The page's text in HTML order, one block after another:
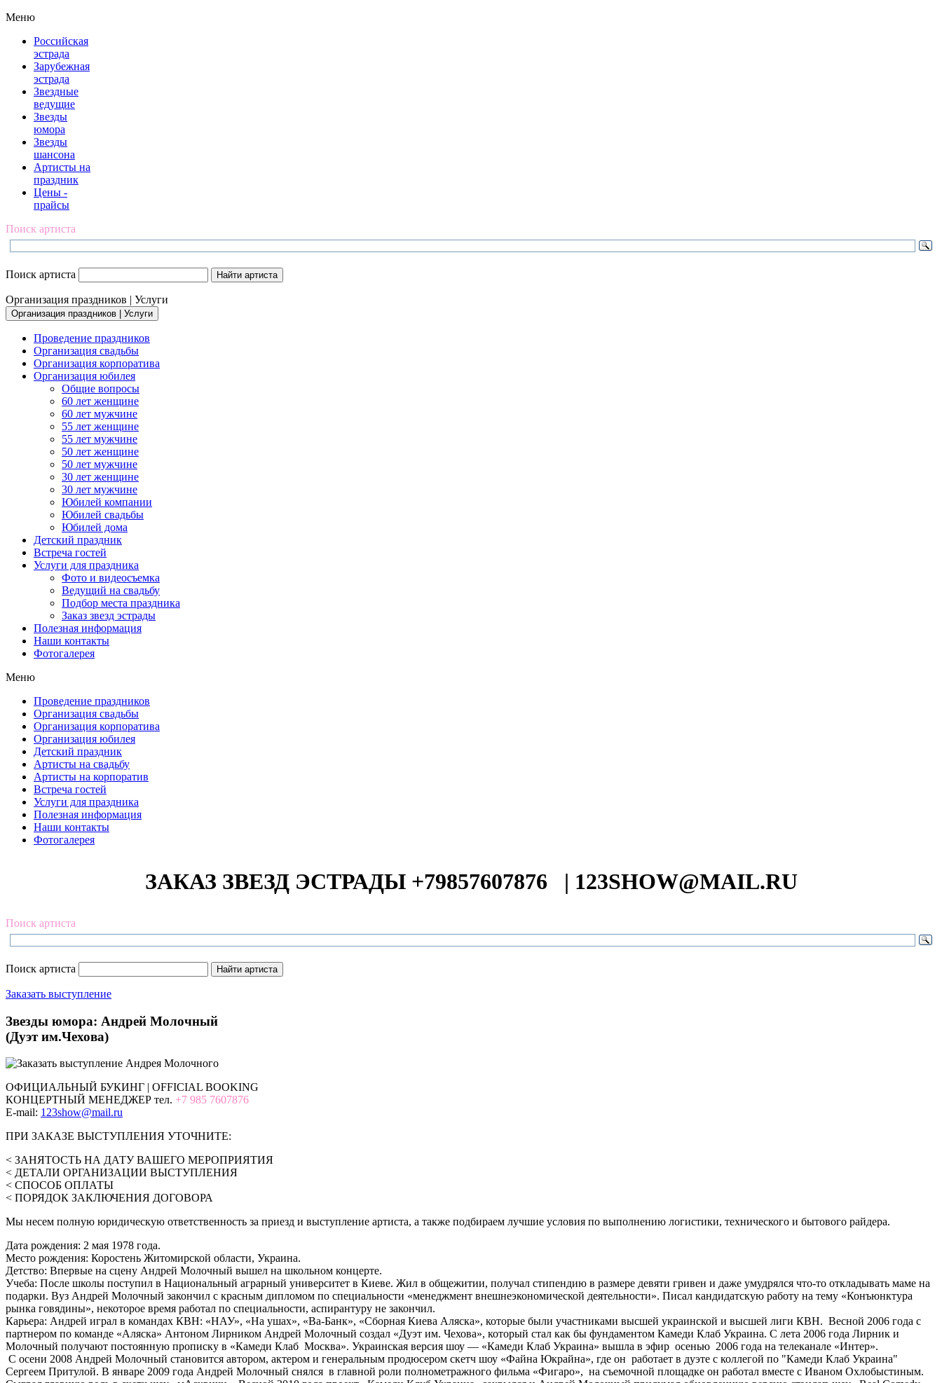
Меню
Российская
эстрада
Зарубежная
эстрада
Звездные
ведущие
Звезды
юмора
Звезды
шансона
Артисты на
праздник
Цены -
прайсы
Поиск артиста
Поиск артиста
Организация праздников | Услуги
Организация праздников | Услуги
Проведение праздников
Организация свадьбы
Организация корпоратива
Организация юбилея
Общие вопросы
60 лет женщине
60 лет мужчине
55 лет женщине
55 лет мужчине
50 лет женщине
50 лет мужчине
30 лет женщине
30 лет мужчине
Юбилей компании
Юбилей свадьбы
Юбилей дома
Детский праздник
Встреча гостей
Услуги для праздника
Фото и видеосъемка
Ведущий на свадьбу
Подбор места праздника
Заказ звезд эстрады
Полезная информация
Наши контакты
Фотогалерея
Меню
Проведение праздников
Организация свадьбы
Организация корпоратива
Организация юбилея
Детский праздник
Артисты на свадьбу
Артисты на корпоратив
Встреча гостей
Услуги для праздника
Полезная информация
Наши контакты
Фотогалерея
ЗАКАЗ ЗВЕЗД ЭСТРАДЫ +79857607876 | 123SHOW@MAIL.RU
Поиск артиста
Поиск артиста
Заказать выступление
Звезды юмора: Андрей Молочный
(Дуэт им.Чехова)
ОФИЦИАЛЬНЫЙ БУКИНГ | OFFICIAL BOOKING
КОНЦЕРТНЫЙ МЕНЕДЖЕР тел. +7 985 7607876
E-mail: 123show@mail.ru
ПРИ ЗАКАЗЕ ВЫСТУПЛЕНИЯ УТОЧНИТЕ:
< ЗАНЯТОСТЬ НА ДАТУ ВАШЕГО МЕРОПРИЯТИЯ
< ДЕТАЛИ ОРГАНИЗАЦИИ ВЫСТУПЛЕНИЯ
< СПОСОБ ОПЛАТЫ
< ПОРЯДОК ЗАКЛЮЧЕНИЯ ДОГОВОРА
Мы несем полную юридическую ответственность за приезд и выступление артиста, а также подбираем лучшие условия по выполнению логистики, технического и бытового райдера.
Дата рождения: 2 мая 1978 года.
Место рождения: Коростень Житомирской области, Украина.
Детство: Впервые на сцену Андрей Молочный вышел на школьном концерте.
Учеба: После школы поступил в Национальный аграрный университет в Киеве. Жил в общежитии, получал стипендию в размере девяти гривен и даже умудрялся что-то откладывать маме на
подарки. Вуз Андрей Молочный закончил с красным дипломом по специальности «менеджмент внешнеэкономической деятельности». Писал кандидатскую работу на тему «Конъюнктура
рынка говядины», некоторое время работал по специальности, аспирантуру не закончил.
Карьера: Андрей играл в командах КВН: «НАУ», «На ушах», «Ва-Банк», «Сборная Киева Аляска», которые были участниками высшей украинской и высшей лиги КВН. Весной 2006 года с
партнером по команде «Аляска» Антоном Лирником Андрей Молочный создал «Дуэт им. Чехова», который стал как бы фундаментом Камеди Клаб Украина. С лета 2006 года Лирник и
Молочный получают постоянную прописку в «Камеди Клаб Москва». Украинская версия шоу — «Камеди Клаб Украина» вышла в эфир осенью 2006 года на телеканале «Интер».
С осени 2008 Андрей Молочный становится автором, актером и генеральным продюсером скетч шоу «Файна Юкрайна», где он работает в дуэте с коллегой по "Камеди Клаб Украина"
Сергеем Притулой. В январе 2009 года Андрей Молочный снялся в главной роли полнометражного фильма «Фигаро», на съемочной площадке он работал вместе с Иваном Охлобыстиным.